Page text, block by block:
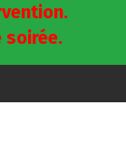
soirée.